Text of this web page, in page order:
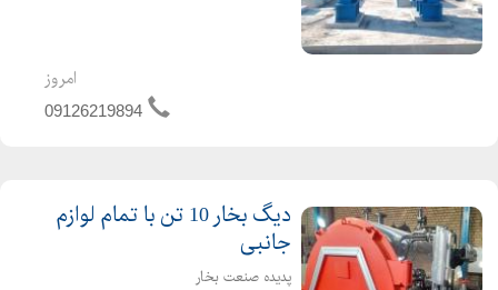
اطلاعات بیشتر با شم...
امروز
09126219894
دیگ بخار 10 تن با تمام لوازم
جانبی
پدیده صنعت بخار